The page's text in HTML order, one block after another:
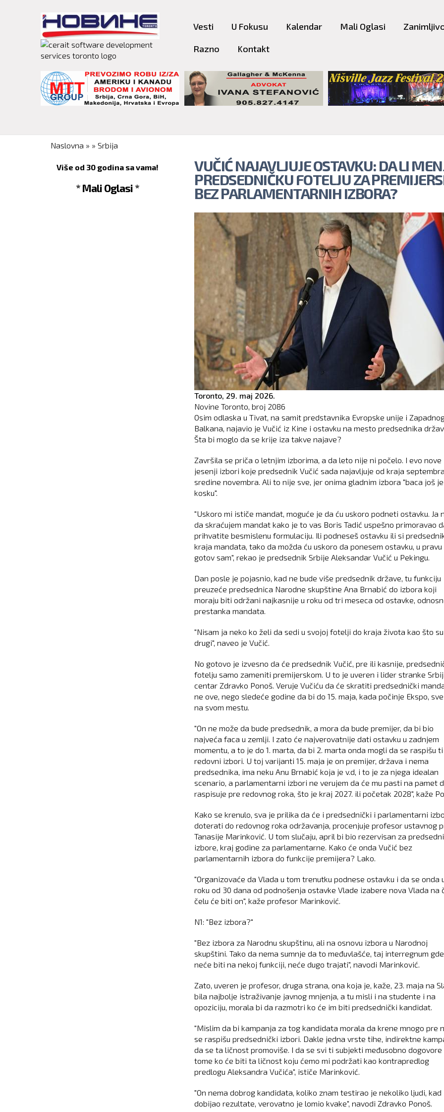
content
Vesti U Fokusu Kalendar Mali Oglasi
Razno Kontakt
You are here
Naslovna » » Srbija
Više od 30 godina sa vama!
* Mali Oglasi *
VUČIĆ NAJAVLJUJE OSTAVKU: DA LI
PREDSEDNIČKU FOTELJU ZA
BEZ PARLAMENTARNIH IZBORA?
Toronto, 29. maj 2026.
Novine Toronto, broj 2086
Osim odlaska u Tivat, na samit predstavnika Evropske unije i
Balkana, najavio je Vučić iz Kine i ostavku na mesto predsednika
Šta bi moglo da se krije iza takve najave?
Završila se priča o letnjim izborima, a da leto nije ni počelo. I evo nove
jesenji izbori koje predsednik Vučić sada najavljuje od kraja
sredine novembra. Ali to nije sve, jer onima gladnim izbora "baca još
kosku".
"Uskoro mi ističe mandat, moguće je da ću uskoro podneti ostavku. Ja
da skraćujem mandat kako je to vas Boris Tadić uspešno primoravao
prihvatite besmislenu formulaciju. Ili podneseš ostavku ili si
kraja mandata, tako da možda ću uskoro da ponesem ostavku, u pravu
gotov sam", rekao je predsednik Srbije Aleksandar Vučić u Pekingu.
Dan posle je pojasnio, kad ne bude više predsednik države, tu funkciju
preuzeće predsednica Narodne skupštine Ana Brnabić do izbora koji
moraju biti održani najkasnije u roku od tri meseca od ostavke,
prestanka mandata.
"Nisam ja neko ko želi da sedi u svojoj fotelji do kraja života kao što
drugi", naveo je Vučić.
No gotovo je izvesno da će predsednik Vučić, pre ili kasnije,
fotelju samo zameniti premijerskom. U to je uveren i lider stranke
centar Zdravko Ponoš. Veruje Vučiću da će skratiti predsednički
ne ove, nego sledeće godine da bi do 15. maja, kada počinje Ekspo,
na svom mestu.
"On ne može da bude predsednik, a mora da bude premijer, da bi bio
najveća faca u zemlji. I zato će najverovatnije dati ostavku u zadnjem
momentu, a to je do 1. marta, da bi 2. marta onda mogli da se raspišu ti
redovni izbori. U toj varijanti 15. maja je on premijer, država i nema
predsednika, ima neku Anu Brnabić koja je v.d, i to je za njega idealan
scenario, a parlamentarni izbori ne verujem da će mu pasti na pamet
raspisuje pre redovnog roka, što je kraj 2027. ili početak 2028", kaže
Kako se krenulo, sva je prilika da će i predsednički i parlamentarni
doterati do redovnog roka održavanja, procenjuje profesor ustavnog
Tanasije Marinković. U tom slučaju, april bi bio rezervisan za
izbore, kraj godine za parlamentarne. Kako će onda Vučić bez
parlamentarnih izbora do funkcije premijera? Lako.
"Organizovaće da Vlada u tom trenutku podnese ostavku i da se onda
roku od 30 dana od podnošenja ostavke Vlade izabere nova Vlada na
čelu će biti on", kaže profesor Marinković.
N1: "Bez izbora?"
"Bez izbora za Narodnu skupštinu, ali na osnovu izbora u Narodnoj
skupštini. Tako da nema sumnje da to međuvlašće, taj interregnum
neće biti na nekoj funkciji, neće dugo trajati", navodi Marinković.
Zato, uveren je profesor, druga strana, ona koja je, kaže, 23. maja na
bila najbolje istraživanje javnog mnjenja, a tu misli i na studente i na
opoziciju, morala bi da razmotri ko će im biti predsednički kandidat.
"Mislim da bi kampanja za tog kandidata morala da krene mnogo pre
se raspišu predsednički izbori. Dakle jedna vrste tihe, indirektne
da se ta ličnost promoviše. I da se svi ti subjekti međusobno dogovore
tome ko će biti ta ličnost koju ćemo mi podržati kao kontrapredlog
predlogu Aleksandra Vučića", ističe Marinković.
"On nema dobrog kandidata, koliko znam testirao je nekoliko ljudi, kad
dobijao rezultate, verovatno je lomio kvake", navodi Zdravko Ponoš.